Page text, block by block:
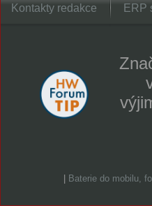
Kontakty redakce ERP
Baterie do mobilu,